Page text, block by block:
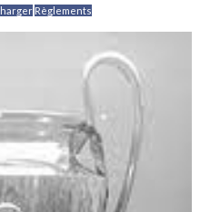
Règlements